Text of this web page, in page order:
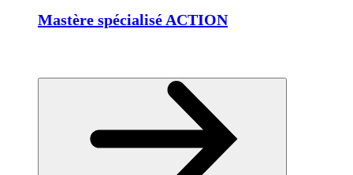
Mastère spécialisé ACTION